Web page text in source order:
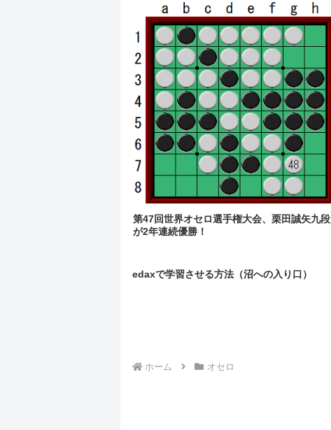
第47回世界オセロ選手権大会、栗田誠矢九段
が2年連続優勝！
edaxで学習させる方法（沼への入り口）
ホーム オセロ